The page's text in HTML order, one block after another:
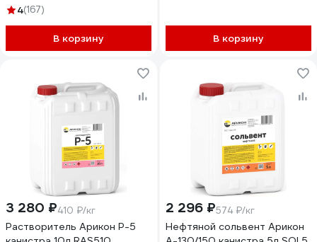
4(167)
В корзину В корзину
3 280 ₽410 ₽/кг
Растворитель Арикон Р-5
2 296 ₽574 ₽/кг
Нефтяной сольвент Арикон